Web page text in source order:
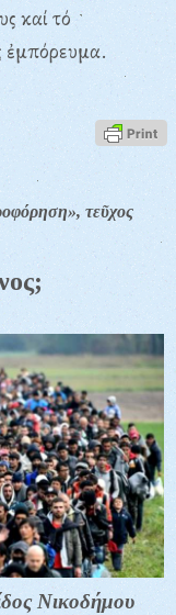
καί τό
ἐμπόρευμα.
τεῦχος
Νικοδήμου